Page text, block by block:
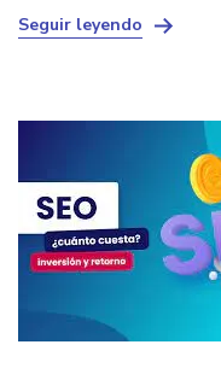
Seguir leyendo